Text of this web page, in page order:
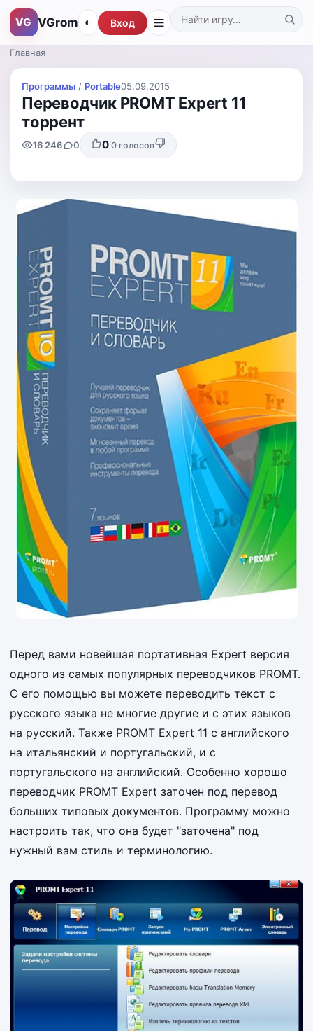
VG VGrom Поиск по каталогу
◐ Вход
Главная
Программы / Portable05.09.2015
Переводчик PROMT Expert 11
торрент
16 246 0 0 0 голосов
Перед вами новейшая портативная Expert версия
одного из самых популярных переводчиков PROMT.
С его помощью вы можете переводить текст с
русского языка не многие другие и с этих языков
на русский. Также PROMT Expert 11 с английского
на итальянский и португальский, и с
португальского на английский. Особенно хорошо
переводчик PROMT Expert заточен под перевод
больших типовых документов. Программу можно
настроить так, что она будет "заточена" под
нужный вам стиль и терминологию.